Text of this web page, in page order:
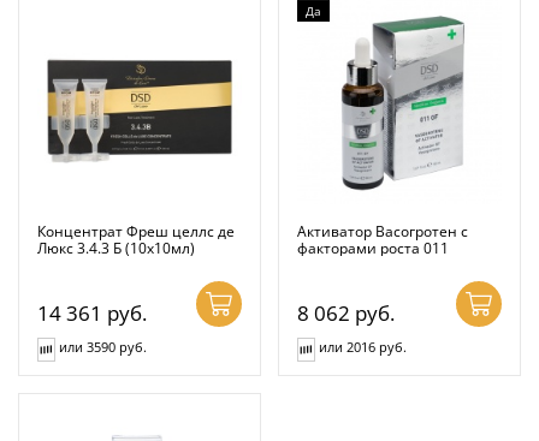
Концентрат Фреш целлс де
Люкс 3.4.3 Б (10x10мл)
14 361 руб.
или 3590 руб.
Да
Активатор Васогротен с
факторами роста 011
8 062 руб.
или 2016 руб.